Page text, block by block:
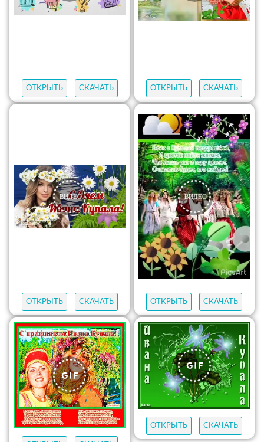
ОТКРЫТЬ СКАЧАТЬ ОТКРЫТЬ СКАЧАТЬ
ОТКРЫТЬ СКАЧАТЬ ОТКРЫТЬ СКАЧАТЬ
ОТКРЫТЬ СКАЧАТЬ